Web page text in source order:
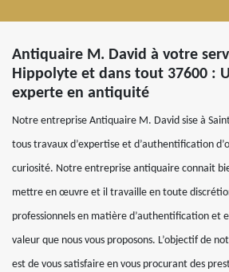
Antiquaire M. David à votre
Hippolyte et dans tout 37600 :
experte en antiquité
Notre entreprise Antiquaire M. David sise à
tous travaux d’expertise et d’authentification
curiosité. Notre entreprise antiquaire connait
mettre en œuvre et il travaille en toute
professionnels en matière d’authentification et
valeur que nous vous proposons. L’objectif de
est de vous satisfaire en vous procurant des